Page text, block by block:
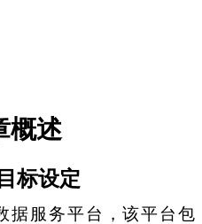
概述
标设定
据服务平台，该平台包